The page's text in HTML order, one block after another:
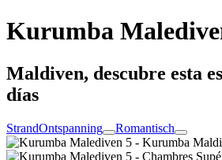
Kurumba
Maldiven, descubre esta
días
StrandOntspanning Romantisch